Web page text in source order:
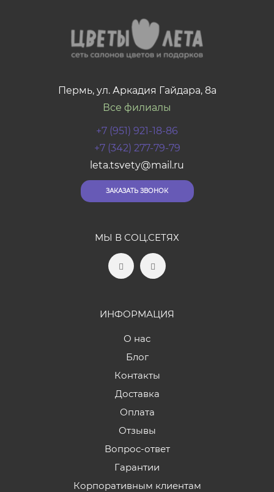
Пермь, ул. Аркадия Гайдара, 8а
Все филиалы
+7 (951) 921-18-86
+7 (342) 277-79-79
leta.tsvety@mail.ru
ЗАКАЗАТЬ ЗВОНОК
МЫ В СОЦ.СЕТЯХ
ИНФОРМАЦИЯ
О нас
Блог
Контакты
Доставка
Оплата
Отзывы
Вопрос-ответ
Гарантии
Корпоративным клиентам